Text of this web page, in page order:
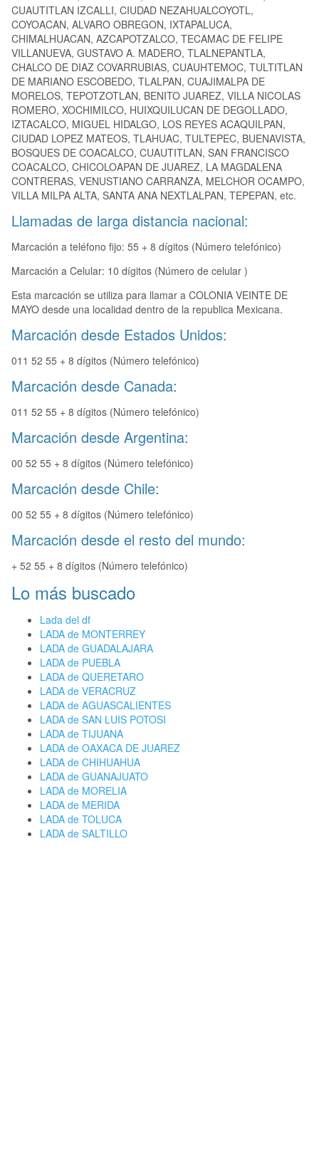
CUAUTITLAN IZCALLI, CIUDAD NEZAHUALCOYOTL,
COYOACAN, ALVARO OBREGON, IXTAPALUCA,
CHIMALHUACAN, AZCAPOTZALCO, TECAMAC DE FELIPE
VILLANUEVA, GUSTAVO A. MADERO, TLALNEPANTLA,
CHALCO DE DIAZ COVARRUBIAS, CUAUHTEMOC, TULTITLAN
DE MARIANO ESCOBEDO, TLALPAN, CUAJIMALPA DE
MORELOS, TEPOTZOTLAN, BENITO JUAREZ, VILLA NICOLAS
ROMERO, XOCHIMILCO, HUIXQUILUCAN DE DEGOLLADO,
IZTACALCO, MIGUEL HIDALGO, LOS REYES ACAQUILPAN,
CIUDAD LOPEZ MATEOS, TLAHUAC, TULTEPEC, BUENAVISTA,
BOSQUES DE COACALCO, CUAUTITLAN, SAN FRANCISCO
COACALCO, CHICOLOAPAN DE JUAREZ, LA MAGDALENA
CONTRERAS, VENUSTIANO CARRANZA, MELCHOR OCAMPO,
VILLA MILPA ALTA, SANTA ANA NEXTLALPAN, TEPEPAN, etc.
Llamadas de larga distancia nacional:
Marcación a teléfono fijo: 55 + 8 dígitos (Número telefónico)
Marcación a Celular: 10 dígitos (Número de celular )
Esta marcación se utiliza para llamar a COLONIA VEINTE DE
MAYO desde una localidad dentro de la republica Mexicana.
Marcación desde Estados Unidos:
011 52 55 + 8 dígitos (Número telefónico)
Marcación desde Canada:
011 52 55 + 8 dígitos (Número telefónico)
Marcación desde Argentina:
00 52 55 + 8 dígitos (Número telefónico)
Marcación desde Chile:
00 52 55 + 8 dígitos (Número telefónico)
Marcación desde el resto del mundo:
+ 52 55 + 8 dígitos (Número telefónico)
Lo más buscado
Lada del df
LADA de MONTERREY
LADA de GUADALAJARA
LADA de PUEBLA
LADA de QUERETARO
LADA de VERACRUZ
LADA de AGUASCALIENTES
LADA de SAN LUIS POTOSI
LADA de TIJUANA
LADA de OAXACA DE JUAREZ
LADA de CHIHUAHUA
LADA de GUANAJUATO
LADA de MORELIA
LADA de MERIDA
LADA de TOLUCA
LADA de SALTILLO